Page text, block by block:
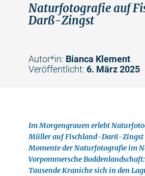
Naturfotografie auf
Darß-Zingst
Autor*in: Bianca Klement
Veröffentlicht: 6. März 2025
Im Morgengrauen erlebt
Müller auf Fischland-Darß-
Momente der Naturfotografie im
Vorpommersche
Tausende Kraniche sich in den